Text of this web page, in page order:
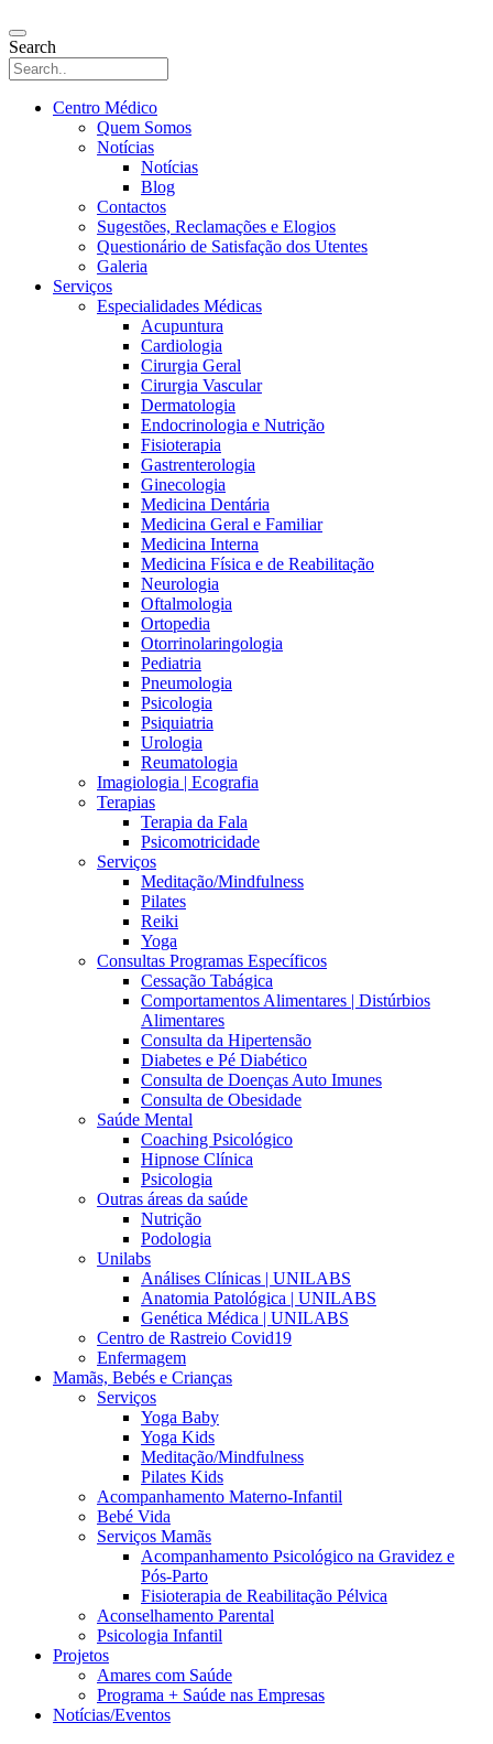
Search
Centro Médico
Quem Somos
Notícias
Notícias
Blog
Contactos
Sugestões, Reclamações e Elogios
Questionário de Satisfação dos Utentes
Galeria
Serviços
Especialidades Médicas
Acupuntura
Cardiologia
Cirurgia Geral
Cirurgia Vascular
Dermatologia
Endocrinologia e Nutrição
Fisioterapia
Gastrenterologia
Ginecologia
Medicina Dentária
Medicina Geral e Familiar
Medicina Interna
Medicina Física e de Reabilitação
Neurologia
Oftalmologia
Ortopedia
Otorrinolaringologia
Pediatria
Pneumologia
Psicologia
Psiquiatria
Urologia
Reumatologia
Imagiologia | Ecografia
Terapias
Terapia da Fala
Psicomotricidade
Serviços
Meditação/Mindfulness
Pilates
Reiki
Yoga
Consultas Programas Específicos
Cessação Tabágica
Comportamentos Alimentares | Distúrbios
Alimentares
Consulta da Hipertensão
Diabetes e Pé Diabético
Consulta de Doenças Auto Imunes
Consulta de Obesidade
Saúde Mental
Coaching Psicológico
Hipnose Clínica
Psicologia
Outras áreas da saúde
Nutrição
Podologia
Unilabs
Análises Clínicas | UNILABS
Anatomia Patológica | UNILABS
Genética Médica | UNILABS
Centro de Rastreio Covid19
Enfermagem
Mamãs, Bebés e Crianças
Serviços
Yoga Baby
Yoga Kids
Meditação/Mindfulness
Pilates Kids
Acompanhamento Materno-Infantil
Bebé Vida
Serviços Mamãs
Acompanhamento Psicológico na Gravidez e
Pós-Parto
Fisioterapia de Reabilitação Pélvica
Aconselhamento Parental
Psicologia Infantil
Projetos
Amares com Saúde
Programa + Saúde nas Empresas
Notícias/Eventos